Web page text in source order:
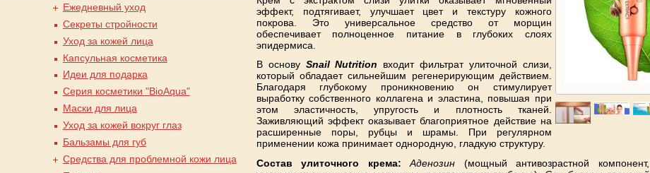
эффект, подтягивает, улучшает цвет и текстуру кожного
покрова. Это универсальное средство от морщин
обеспечивает полноценное питание в глубоких слоях
эпидермиса.
В основу Snail Nutrition входит фильтрат улиточной слизи,
который обладает сильнейшим регенерирующим действием.
Благодаря глубокому проникновению он стимулирует
выработку собственного коллагена и эластина, повышая при
этом эластичность, упругость и плотность тканей.
Заживляющий эффект оказывает благоприятное действие на
расширенные поры, рубцы и шрамы. При регулярном
применении кожа принимает однородную, гладкую структуру.
Состав улиточного крема: Аденозин (мощный антивозрастной компонент,
Ежедневный уход
Секреты стройности
Уход за кожей лица
Капсульная косметика
Идеи для подарка
Серия косметики "BioAqua"
Маски для лица
Уход за кожей вокруг глаз
Бальзамы для губ
Средства для проблемной кожи лица